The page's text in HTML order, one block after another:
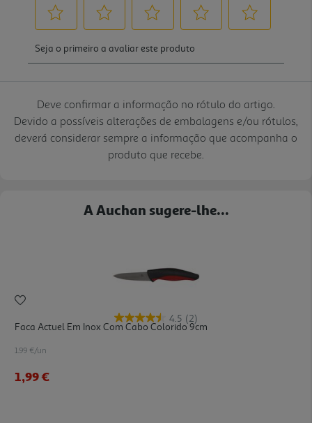
Deve confirmar a informação no rótulo do artigo.
Devido a possíveis alterações de embalagens e/ou rótulos,
deverá considerar sempre a informação que acompanha o
produto que recebe.
A Auchan sugere-lhe...
4.5 (2)
Faca Actuel Em Inox Com Cabo Colorido 9cm
1.99 €/un
1,99 €